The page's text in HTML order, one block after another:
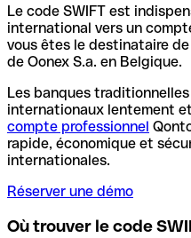
Le code SWIFT est
international vers un
vous êtes le destinataire
de Oonex S.a. en Belgique.
Les banques
internationaux lentement
compte professionnel
rapide, économique et
internationales.
Réserver une démo
Où trouver le code